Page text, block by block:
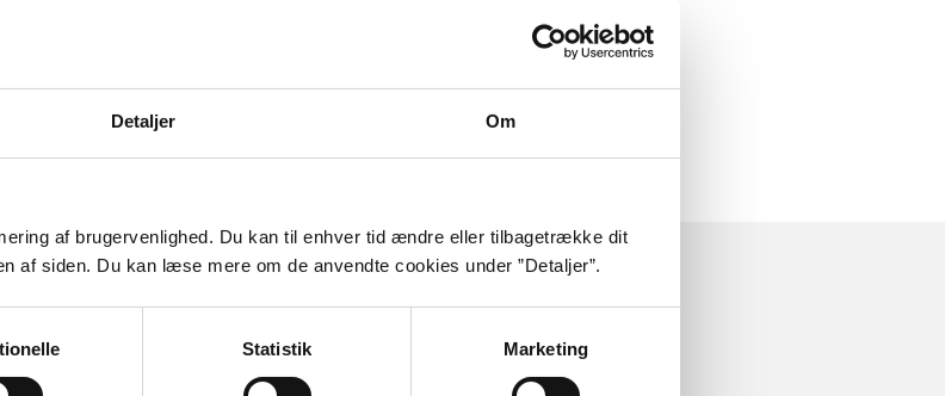
Detaljer Om
af brugervenlighed. Du kan til enhver tid ændre eller tilbagetrække dit
af siden. Du kan læse mere om de anvendte cookies under ”Detaljer”.
Statistik Marketing